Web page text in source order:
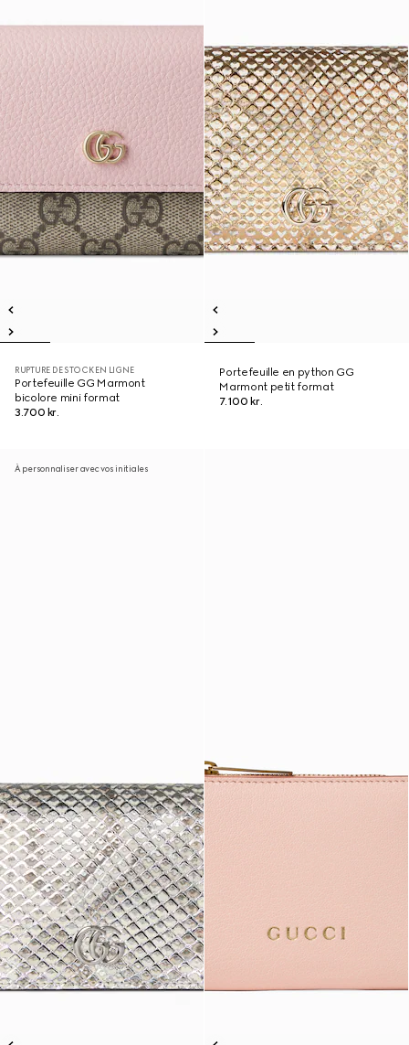
RUPTURE DE STOCK EN LIGNE
Portefeuille GG Marmont
bicolore mini format
3.700 kr.
Portefeuille en python GG
Marmont petit format
7.100 kr.
À personnaliser avec vos initiales